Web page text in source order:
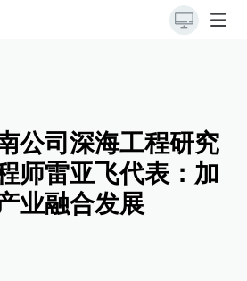
公司深海工程研究
师雷亚飞代表：加
业融合发展